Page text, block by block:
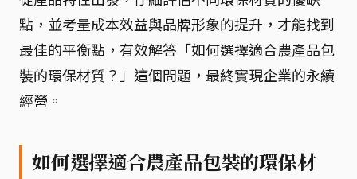
點，並考量成本效益與品牌形象的提升，才能找到
最佳的平衡點，有效解答「如何選擇適合農產品包
裝的環保材質？」這個問題，最終實現企業的永續
經營。
如何選擇適合農產品包裝的環保材